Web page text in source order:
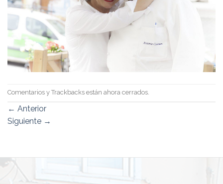
Comentarios y Trackbacks están ahora cerrados.
← Anterior
Siguiente →